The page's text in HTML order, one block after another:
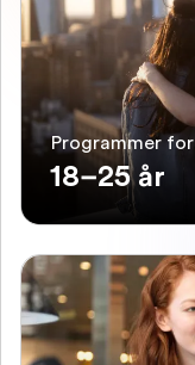
Programmer for
18–25 år